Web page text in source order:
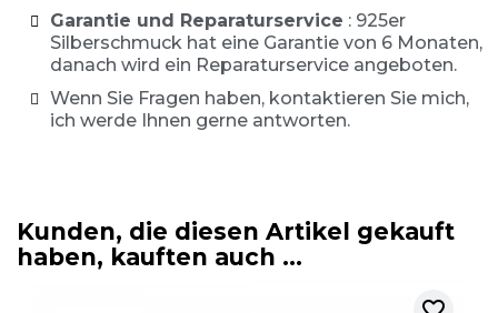
Garantie und Reparaturservice : 925er
Silberschmuck hat eine Garantie von 6 Monaten,
danach wird ein Reparaturservice angeboten.
Wenn Sie Fragen haben, kontaktieren Sie mich,
ich werde Ihnen gerne antworten.
Kunden, die diesen Artikel gekauft
haben, kauften auch ...